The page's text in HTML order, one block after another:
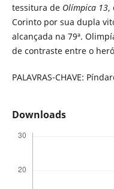
tessitura de Olímpica 13,
Corinto por sua dupla
alcançada na 79ª.
de contraste entre o
PALAVRAS-CHAVE:
Downloads